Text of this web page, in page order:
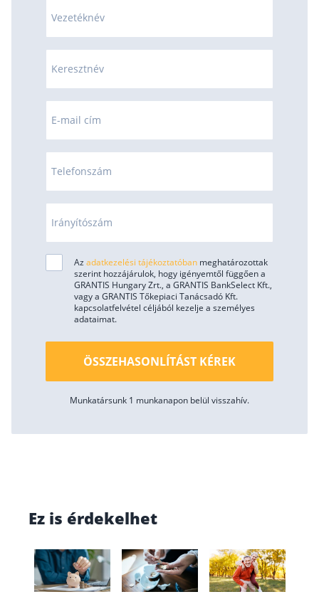
Vezetéknév
Keresztnév
E-mail cím
Telefonszám
Irányítószám
Az adatkezelési tájékoztatóban meghatározottak
szerint hozzájárulok, hogy igényemtől függően a
GRANTIS Hungary Zrt., a GRANTIS BankSelect Kft.,
vagy a GRANTIS Tőkepiaci Tanácsadó Kft.
kapcsolatfelvétel céljából kezelje a személyes
adataimat.
ÖSSZEHASONLÍTÁST KÉREK
Munkatársunk 1 munkanapon belül visszahív.
Ez is érdekelhet